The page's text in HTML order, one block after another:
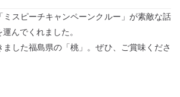
ミスピーチキャンペーンクルー」が素敵な話
んでくれました。
ました福島県の「桃」。ぜひ、ご賞味くださ